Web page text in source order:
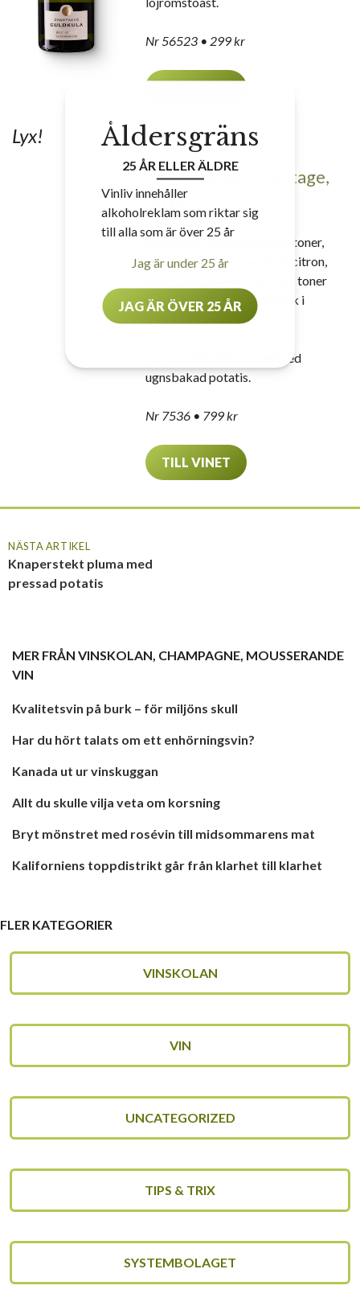
Nr 56523 • 299 kr
Lyx!
Pol Roger Brut Vintage,
2018
Komplext med utvecklade toner,
fräscht brödig, mineralisk, citron,
nötig, zest, mandel, rostade toner
med mycket lång eftersmak i
Perfekt till rådjurssadel med
ugnsbakad potatis.
Nr 7536 • 799 kr
TILL VINET
NÄSTA ARTIKEL
Knaperstekt pluma med
pressad potatis
MER FRÅN VINSKOLAN, CHAMPAGNE, MOUSSERANDE
VIN
Kvalitetsvin på burk – för miljöns skull
Har du hört talats om ett enhörningsvin?
Kanada ut ur vinskuggan
Allt du skulle vilja veta om korsning
Bryt mönstret med rosévin till midsommarens mat
Kaliforniens toppdistrikt går från klarhet till klarhet
FLER KATEGORIER
VINSKOLAN
VIN
UNCATEGORIZED
TIPS & TRIX
SYSTEMBOLAGET
Åldersgräns
25 ÅR ELLER ÄLDRE
Vinliv innehåller
alkoholreklam som riktar sig
till alla som är över 25 år
Jag är under 25 år
JAG ÄR ÖVER 25 ÅR